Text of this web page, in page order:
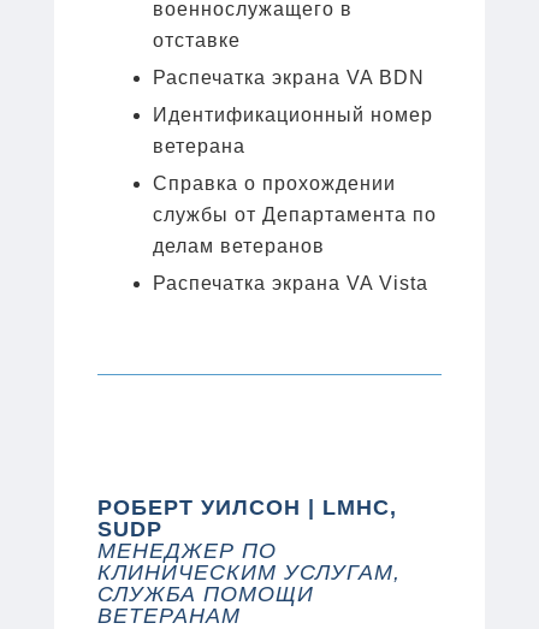
военнослужащего в
отставке
Распечатка экрана VA BDN
Идентификационный номер
ветерана
Справка о прохождении
службы от Департамента по
делам ветеранов
Распечатка экрана VA Vista
РОБЕРТ УИЛСОН | LMHC,
SUDP
МЕНЕДЖЕР ПО
КЛИНИЧЕСКИМ УСЛУГАМ,
СЛУЖБА ПОМОЩИ
ВЕТЕРАНАМ